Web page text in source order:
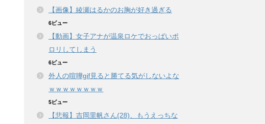
【画像】綾瀬はるかのお胸が好き過ぎる
6ビュー
【動画】女子アナが温泉ロケでおっぱいポ
ロリしてしまう
6ビュー
外人の喧嘩gif見ると勝てる気がしないよな
ｗｗｗｗｗｗｗｗ
5ビュー
【悲報】吉岡里帆さん(28)、もうえっちな